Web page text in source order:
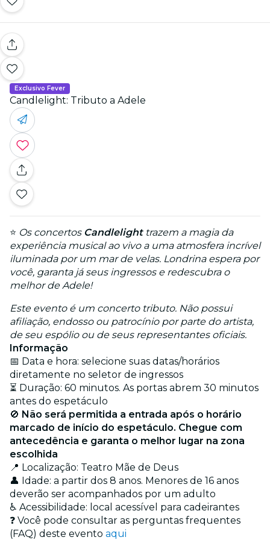
Exclusivo Fever
Candlelight: Tributo a Adele
⭐ Os concertos Candlelighttrazem a magia da
experiência musical ao vivo a uma atmosfera incrível
iluminada por um mar de velas. Londrina espera por
você, garanta já seus ingressos e redescubra o
melhor de Adele!
Este evento é um concerto tributo. Não possui
afiliação, endosso ou patrocínio por parte do artista,
de seu espólio ou de seus representantes oficiais.
Informação
📅 Data e hora: selecione suas datas/horários
diretamente no seletor de ingressos
⏳ Duração: 60 minutos. As portas abrem 30 minutos
antes do espetáculo
🚫 Não será permitida a entrada após o horário
marcado de início do espetáculo. Chegue com
antecedência e garanta o melhor lugar na zona
escolhida
📍 Localização: Teatro Mãe de Deus
👤 Idade: a partir dos 8 anos. Menores de 16 anos
deverão ser acompanhados por um adulto
♿ Acessibilidade: local acessível para cadeirantes
❓ Você pode consultar as perguntas frequentes
(FAQ) deste evento aqui